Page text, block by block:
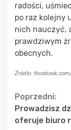
radości,
po raz kolejny
nich nauczyć,
prawdziwym
obecnych.
Źródło:
Poprzedni:
Prowadzisz
oferuje biuro